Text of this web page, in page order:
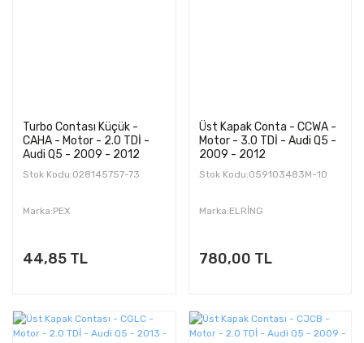
Turbo Contası Küçük -
CAHA - Motor - 2.0 TDİ -
Audi Q5 - 2009 - 2012
Stok Kodu:028145757-73
Marka:PEX
44,85 TL
Üst Kapak Conta - CCWA -
Motor - 3.0 TDİ - Audi Q5 -
2009 - 2012
Stok Kodu:059103483M-10
Marka:ELRİNG
780,00 TL